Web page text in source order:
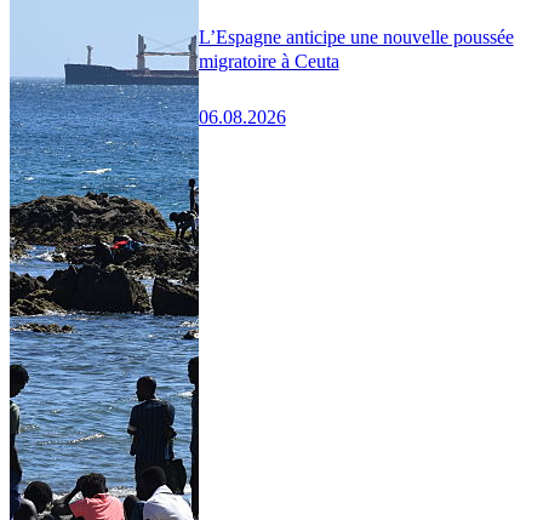
L’Espagne anticipe une nouvelle poussée
migratoire à Ceuta
06.08.2026